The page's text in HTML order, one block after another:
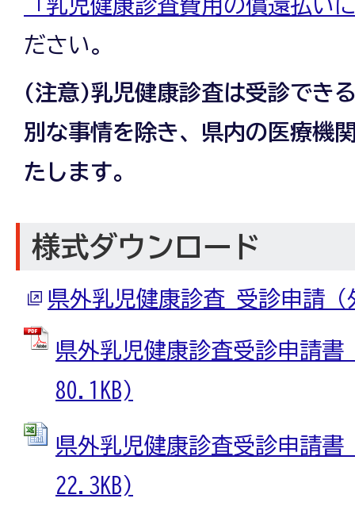
「乳児健康診査費用の償還払い
ださい。
(注意)乳児健康診査は受診でき
別な事情を除き、県内の医療機
たします。
様式ダウンロード
県外乳児健康診査 受診申請（
県外乳児健康診査受診申請書
80.1KB)
県外乳児健康診査受診申請
22.3KB)